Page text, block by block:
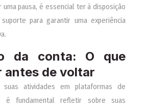
uma pausa, é essencial ter à disposição
para garantir uma experiência
da conta: O que
antes de voltar
atividades em plataformas de
é fundamental refletir sobre suas